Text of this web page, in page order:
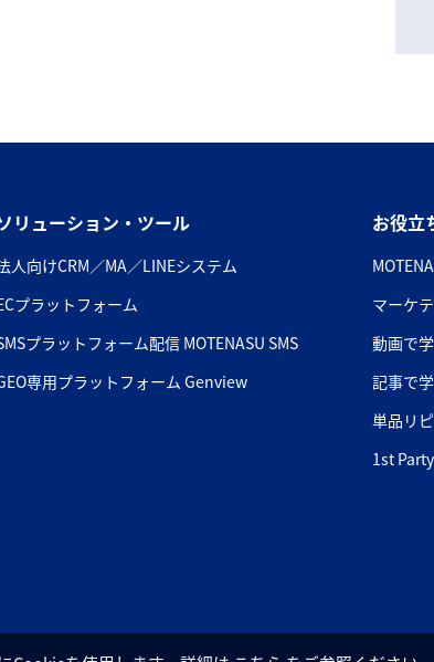
リューション・ツール
人向けCRM／MA／LINEシステム
プラットフォーム
プラットフォーム配信 MOTENASU SMS
専用プラットフォーム Genview
お役立
マーケ
動画で
記事で
単品リ
1st